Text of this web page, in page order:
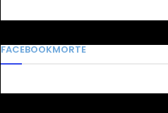
FACEBOOKMORTE